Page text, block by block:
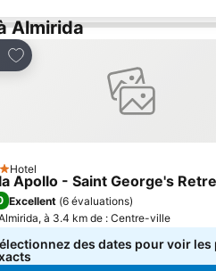
Almirida
Ajouter à mes favoris
Hotel
Apollo - Saint George's
Excellent (6 évaluations)
à 3.4 km de : Centre-ville
des dates pour voir les